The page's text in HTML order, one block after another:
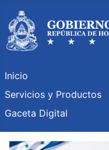
Inicio
Servicios y Productos
Gaceta Digital